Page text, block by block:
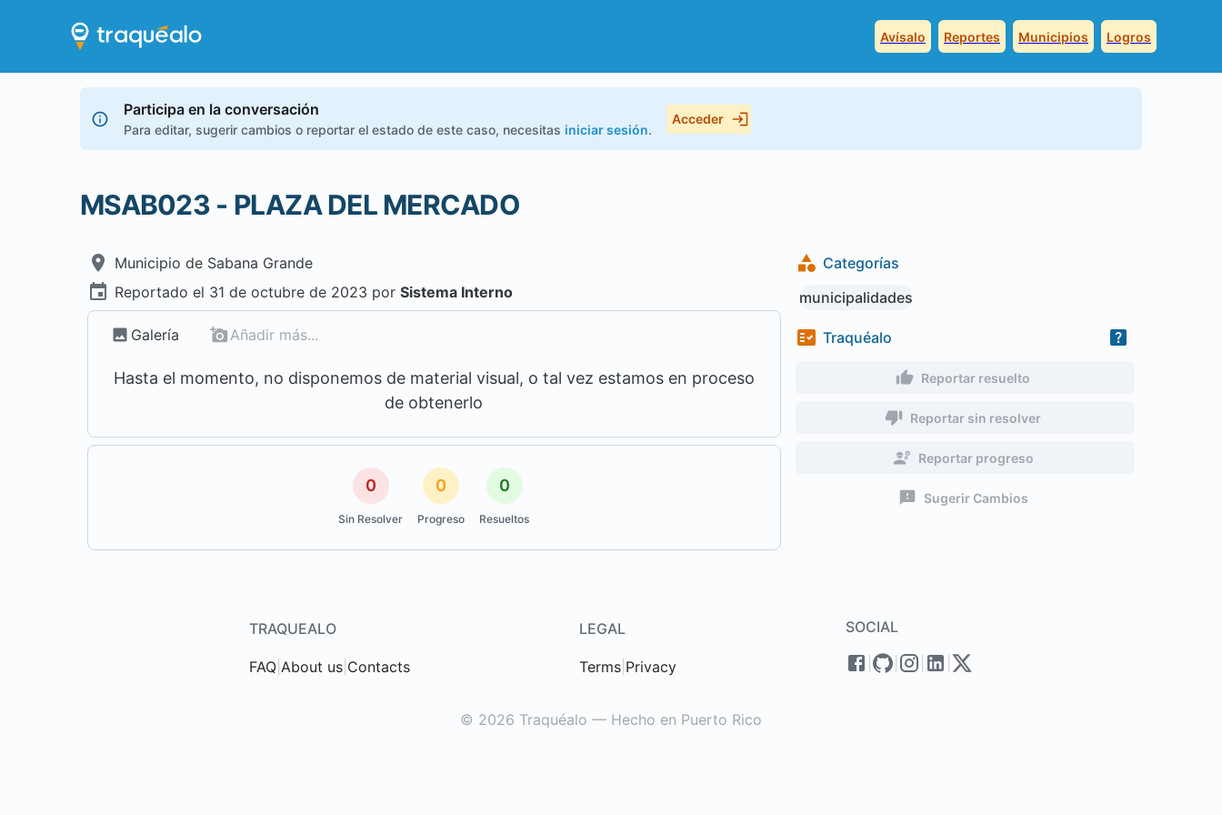
Avísalo Reportes Municipios Logros
Participa en la conversación
Para editar, sugerir cambios o reportar el estado de este caso, necesitas iniciar sesión.
Acceder
MSAB023 - PLAZA DEL MERCADO
Municipio de Sabana Grande
Reportado el 31 de octubre de 2023 por Sistema Interno
Galería Añadir más...
Hasta el momento, no disponemos de material visual, o tal vez estamos en proceso
de obtenerlo
0
Sin Resolver
0
Progreso
0
Resueltos
Categorías
municipalidades
Traquéalo
Reportar resuelto
Reportar sin resolver
Reportar progreso
Sugerir Cambios
TRAQUEALO
FAQ About us Contacts
LEGAL
Terms Privacy
SOCIAL
© 2026 Traquéalo — Hecho en Puerto Rico